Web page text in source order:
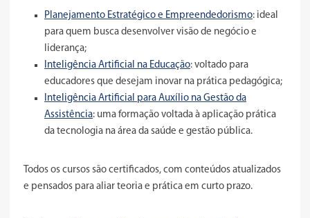
Planejamento Estratégico e Empreendedorismo: ideal
para quem busca desenvolver visão de negócio e
liderança;
Inteligência Artificial na Educação: voltado para
educadores que desejam inovar na prática pedagógica;
Inteligência Artificial para Auxílio na Gestão da
Assistência: uma formação voltada à aplicação prática
da tecnologia na área da saúde e gestão pública.
Todos os cursos são certificados, com conteúdos atualizados
e pensados para aliar teoria e prática em curto prazo.